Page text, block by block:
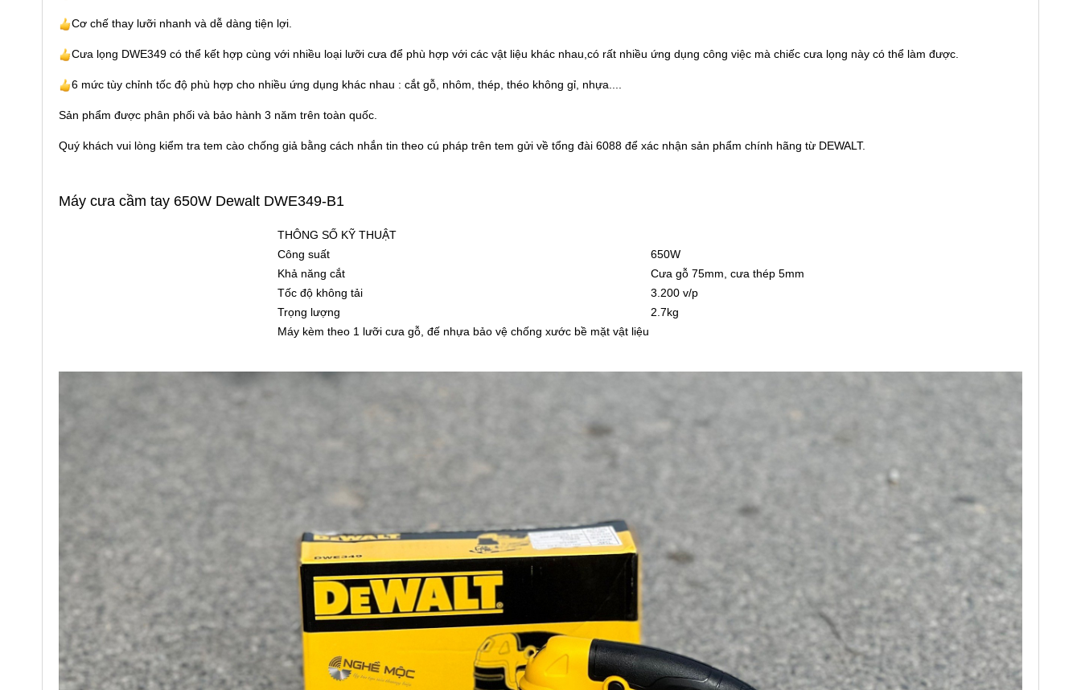
Cơ chế thay lưỡi nhanh và dễ dàng tiện lợi.
Cưa lọng DWE349 có thể kết hợp cùng với nhiều loại lưỡi cưa để phù hợp với các vật liệu khác nhau,có rất nhiều ứng dụng công việc mà chiếc cưa lọng này có thể làm được.
6 mức tùy chỉnh tốc độ phù hợp cho nhiều ứng dụng khác nhau : cắt gỗ, nhôm, thép, théo không gỉ, nhựa....
Sản phẩm được phân phối và bảo hành 3 năm trên toàn quốc.
Quý khách vui lòng kiểm tra tem cào chống giả bằng cách nhắn tin theo cú pháp trên tem gửi về tổng đài 6088 để xác nhận sản phẩm chính hãng từ DEWALT.
Máy cưa cầm tay 650W Dewalt DWE349-B1
THÔNG SỐ KỸ THUẬT
Công suất
650W
Khả năng cắt
Cưa gỗ 75mm, cưa thép 5mm
Tốc độ không tải
3.200 v/p
Trọng lượng
2.7kg
Máy kèm theo 1 lưỡi cưa gỗ, đế nhựa bảo vệ chống xước bề mặt vật liệu